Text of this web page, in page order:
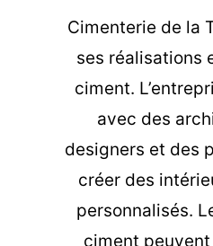
Cimenterie de la
ses réalisations
ciment.
avec des
designers et des
créer des
personnalisés.
ciment